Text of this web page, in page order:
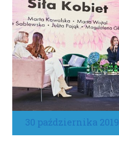
30 października 2019